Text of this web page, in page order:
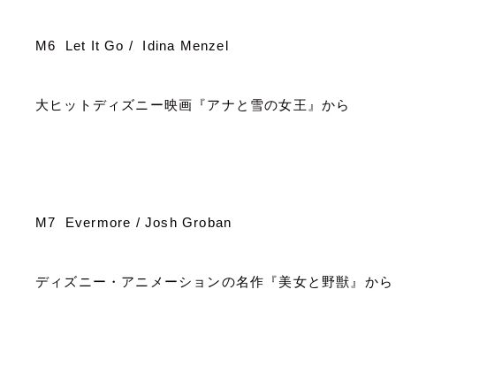
M6 Let It Go / Idina Menzel
大ヒットディズニー映画『アナと雪の女王』から
M7 Evermore / Josh Groban
ディズニー・アニメーションの名作『美女と野獣』から